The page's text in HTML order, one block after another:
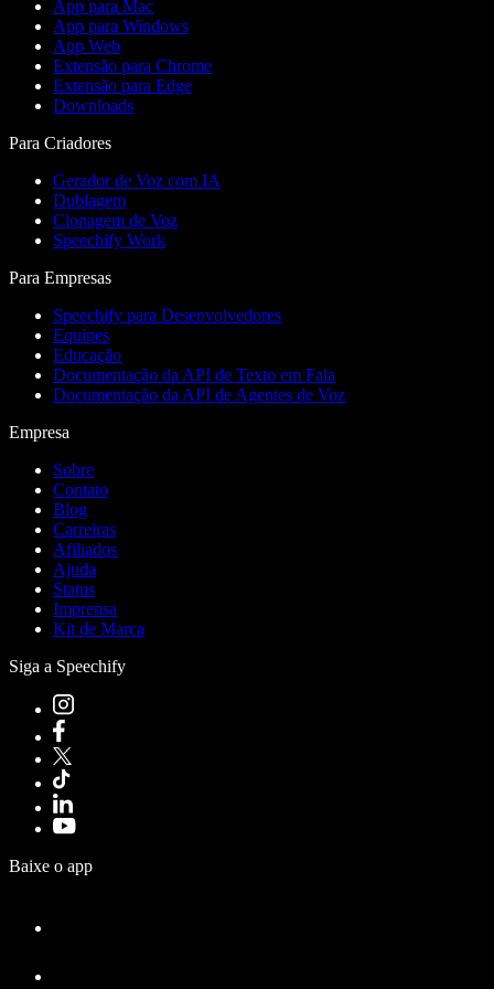
App para Mac
App para Windows
App Web
Extensão para Chrome
Extensão para Edge
Downloads
Para Criadores
Gerador de Voz com IA
Dublagem
Clonagem de Voz
Speechify Work
Para Empresas
Speechify para Desenvolvedores
Equipes
Educação
Documentação da API de Texto em Fala
Documentação da API de Agentes de Voz
Empresa
Sobre
Contato
Blog
Carreiras
Afiliados
Ajuda
Status
Imprensa
Kit de Marca
Siga a Speechify
Baixe o app